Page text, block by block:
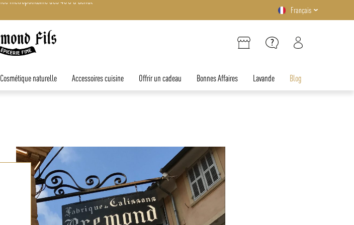
Français
Cosmétique naturelle Accessoires cuisine Offrir un cadeau Bonnes Affaires Lavande Blog